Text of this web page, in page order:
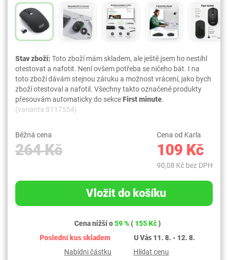
Stav zboží:Toto zboží mám skladem, ale ještě jsem ho nestihl
otestovat a nafotit. Není ovšem potřeba se ničeho bát. I na
toto zboží dávám stejnou záruku a možnost vrácení, jako bych
zboží otestoval a nafotil. Všechny takto označené produkty
přesouvám automaticky do sekceFirst minute.
(varianta 8117554)
Běžná cena
264 Kč
Cena od Karla
109 Kč
90,08 Kč bez DPH
Vložit do košíku
Cena nižší o59 %(155 Kč)
Poslední kus skladem
U Vás 11. 8. - 12. 8.
Nabídni částku
Hlídat cenu